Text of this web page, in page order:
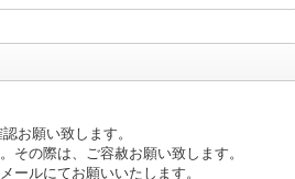
お願い致します。
その際は、ご容赦お願い致します。
ールにてお願いいたします。